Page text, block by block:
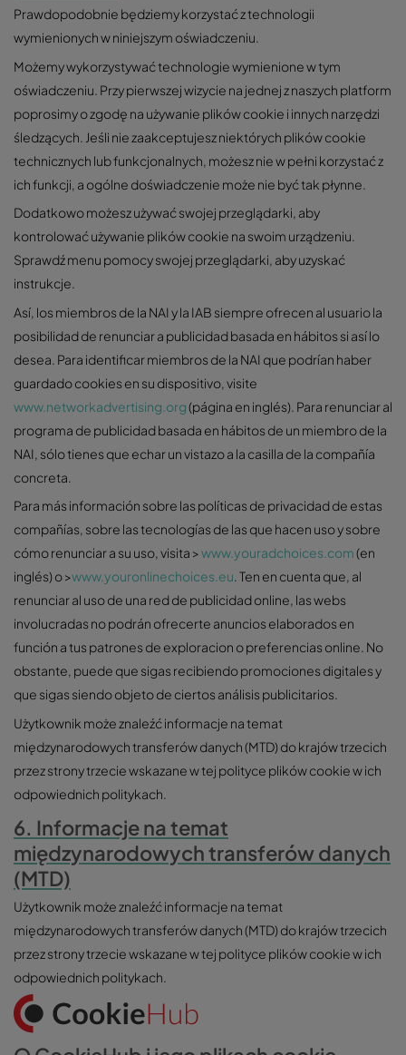
Prawdopodobnie będziemy korzystać z technologii
wymienionych w niniejszym oświadczeniu.
Możemy wykorzystywać technologie wymienione w tym
oświadczeniu. Przy pierwszej wizycie na jednej z naszych platform
poprosimy o zgodę na używanie plików cookie i innych narzędzi
śledzących. Jeśli nie zaakceptujesz niektórych plików cookie
technicznych lub funkcjonalnych, możesz nie w pełni korzystać z
ich funkcji, a ogólne doświadczenie może nie być tak płynne.
Dodatkowo możesz używać swojej przeglądarki, aby
kontrolować używanie plików cookie na swoim urządzeniu.
Sprawdź menu pomocy swojej przeglądarki, aby uzyskać
instrukcje.
Así, los miembros de la NAI y la IAB siempre ofrecen al usuario la
posibilidad de renunciar a publicidad basada en hábitos si así lo
desea. Para identificar miembros de la NAI que podrían haber
guardado cookies en su dispositivo, visite
www.networkadvertising.org(página en inglés). Para renunciar al
programa de publicidad basada en hábitos de un miembro de la
NAI, sólo tienes que echar un vistazo a la casilla de la compañía
concreta.
Para más información sobre las políticas de privacidad de estas
compañías, sobre las tecnologías de las que hacen uso y sobre
cómo renunciar a su uso, visita >www.youradchoices.com(en
inglés) o >www.youronlinechoices.eu. Ten en cuenta que, al
renunciar al uso de una red de publicidad online, las webs
involucradas no podrán ofrecerte anuncios elaborados en
función a tus patrones de exploracion o preferencias online. No
obstante, puede que sigas recibiendo promociones digitales y
que sigas siendo objeto de ciertos análisis publicitarios.
Użytkownik może znaleźć informacje na temat
międzynarodowych transferów danych (MTD) do krajów trzecich
przez strony trzecie wskazane w tej polityce plików cookie w ich
odpowiednich politykach.
6. Informacje na temat
międzynarodowych transferów danych
(MTD)
Użytkownik może znaleźć informacje na temat
międzynarodowych transferów danych (MTD) do krajów trzecich
przez strony trzecie wskazane w tej polityce plików cookie w ich
odpowiednich politykach.